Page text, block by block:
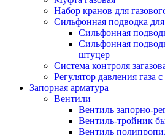
Набор кранов для
Сильфонная подводка для
Сильфонная
Сильфонная
штуцер
Система контроля
Регулятор давления газа
Запорная арматура
Вентили
Вентиль запорно-
Вентиль-тройник
Вентиль